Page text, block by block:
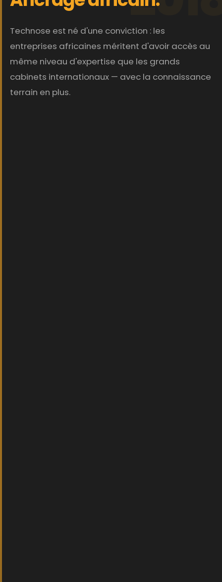
Technose est né d'une conviction : les
entreprises africaines méritent d'avoir accès au
même niveau d'expertise que les grands
cabinets internationaux — avec la connaissance
terrain en plus.